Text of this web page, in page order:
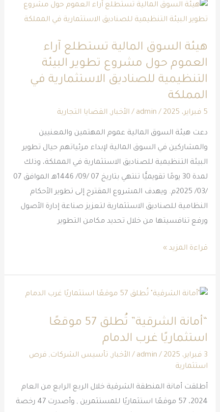
هيئة السوق المالية تستطلع آراء
العموم حول مشروع تطوير البيئة
التنظيمية للصناديق الاستثمارية في
المملكة
5 فبراير، 2025 /
admin
/ الأخبار, القضايا التجارية
دعت هيئة السوق المالية عموم المهتمين والمعنيين
والمشاركين في السوق المالية لإبداء مرئياتهم حيال تطوير
البيئة التنظيمية للصناديق الاستثمارية في المملكة، وذلك
لمدة 30 يومًا تقويميًّا تنتهي بتاريخ 07 /09/ 1446هـ الموافق 07
/03/ 2025م. ويهدف المشروع المقترح إلى تطوير الأحكام
النظامية للصناديق الاستثمارية لتعزيز صناعة إدارة الأصول
ورفع تنافسيتها من خلال تحديد مكامن التطوير
هيئة
السوق
تستطلع
آراء
العموم
حول
مشروع
البيئة
التنظيمية
للصناديق
الاستثمارية
في
المملكة
قراءة المزيد »
“أمانة الشرقية” تُطلق 57 موقعًا
استثماريًا غرب الدمام
3 فبراير، 2025 /
admin
/ الأخبار, تأسيس الشركات, فرص
استثمارية
أطلقت أمانة المنطقة الشرقية خلال الربع الرابع من العام
2024، 57 موقعًا استثماريًا للمستثمرين , وأصدرت 47 رخصة
“أمانة
تُطلق
57
موقعًا
استثماريًا
غرب
الدمام